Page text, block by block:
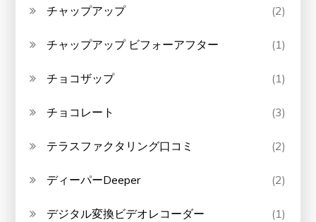
チャップアップ (2)
チャップアップ ビフォーアフター (1)
チョコザップ (1)
チョコレート (3)
テラスファクタリング口コミ (2)
ディーパーDeeper (2)
デジタル変換ビデオレコーダー (1)